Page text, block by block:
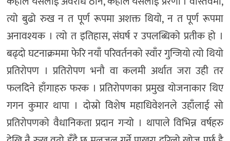
त्यो बुढो रुख न त पूर्ण रूपमा अशक्त थियो, न त पूर्ण रूपमा
अनावश्यक । त्यो त इतिहास, संघर्ष र उपलब्धिको प्रतीक हो ।
बढ्दो घटनाक्रममा फेरि नयाँ परिवर्तनको स्वाँर गुन्जियो त्यो थियो
प्रतिरोपण । प्रतिरोपण भनौ वा कलमी अर्थात जरा उही तर
फलदिने हाँगाहरु फरक । प्रतिरोपणका प्रमुख योजनाकार थिए
गगन कुमार थापा । दोस्रो विशेष महाधिवेशनले उहाँलाई सो
प्रतिरोपणको वैधानिकता प्रदान गर्‍यो । थापाले विभिन्न वर्षहरु